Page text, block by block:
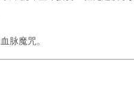
脉魔咒。